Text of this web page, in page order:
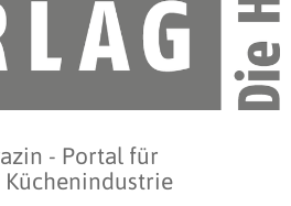
- Portal für
Küchenindustrie